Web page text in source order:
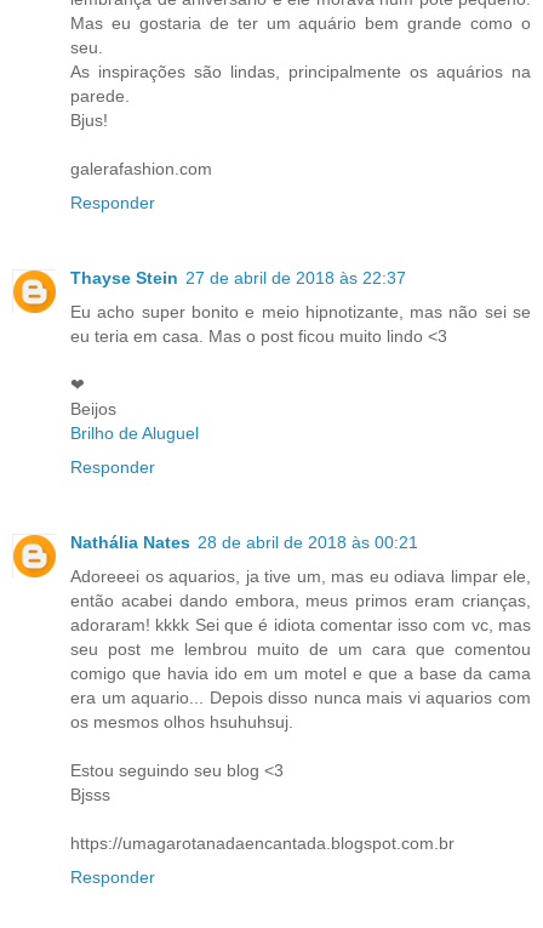
Mas eu gostaria de ter um aquário bem grande como o
seu.
As inspirações são lindas, principalmente os aquários na
parede.
Bjus!
galerafashion.com
Responder
Thayse Stein 27 de abril de 2018 às 22:37
Eu acho super bonito e meio hipnotizante, mas não sei se
eu teria em casa. Mas o post ficou muito lindo <3
❤
Beijos
Brilho de Aluguel
Responder
Nathália Nates 28 de abril de 2018 às 00:21
Adoreeei os aquarios, ja tive um, mas eu odiava limpar ele,
então acabei dando embora, meus primos eram crianças,
adoraram! kkkk Sei que é idiota comentar isso com vc, mas
seu post me lembrou muito de um cara que comentou
comigo que havia ido em um motel e que a base da cama
era um aquario... Depois disso nunca mais vi aquarios com
os mesmos olhos hsuhuhsuj.
Estou seguindo seu blog <3
Bjsss
https://umagarotanadaencantada.blogspot.com.br
Responder